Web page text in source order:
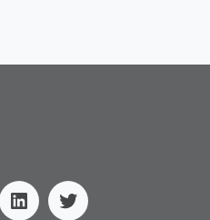
LinkedinTwitter